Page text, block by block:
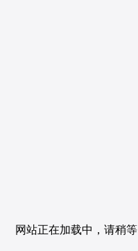
网站正在加载中，请稍等